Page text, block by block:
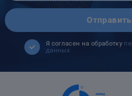
Отправить
Я согласен на обработку
данных